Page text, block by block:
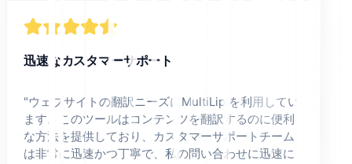
迅速なカスタマーサポート
"ウェブサイトの翻訳ニーズにMultiLipiを利用してい
ます。このツールはコンテンツを翻訳するのに便利
な方法を提供しており、カスタマーサポートチーム
は非常に迅速かつ丁寧で、私の問い合わせに迅速に